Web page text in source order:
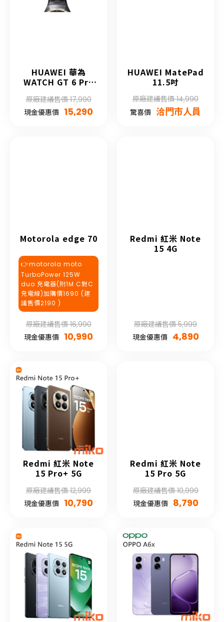
HUAWEI 華為
WATCH GT 6 Pro
藏版
原廠建議售價 17,990
現金優惠價 15,290
HUAWEI MatePad
11.5吋
原廠建議售價 14,990
驚喜價 洽門市人員
Motorola edge 70
👉motorola moto
TurboPower 125W
duo 充電器(附1M C對C
充電線)加購價1690 (建
議售價2190 )
原廠建議售價 16,990
現金優惠價 10,990
Redmi 紅米 Note
15 4G
原廠建議售價 5,999
現金優惠價 4,890
Redmi 紅米 Note
15 Pro+ 5G
原廠建議售價 12,999
現金優惠價 10,790
Redmi 紅米 Note
15 Pro 5G
原廠建議售價 10,999
現金優惠價 8,790